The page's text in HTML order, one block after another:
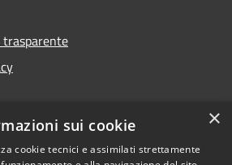
×
sui cookie
cookie tecnici e assimilati strettamente